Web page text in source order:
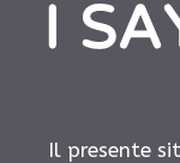
Il presente